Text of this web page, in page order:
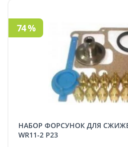
НАБОР ФОРСУНОК ДЛЯ СЖИЖЕННОГО ГАЗА BOSCH
WR11-2 P23
74 %